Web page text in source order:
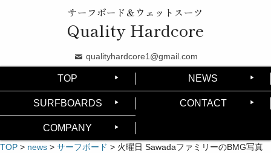
サーフボード＆ウェットスーツ
Quality Hardcore
qualityhardcore1@gmail.com
TOP NEWS
SURFBOARDS CONTACT
COMPANY
TOP > news > サーフボード > 火曜日 SawadaファミリーのBMG写真